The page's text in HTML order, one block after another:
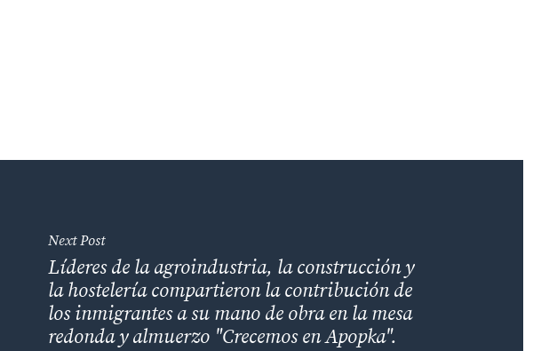
Next Post
Líderes de la agroindustria, la construcción y
la hostelería compartieron la contribución de
los inmigrantes a su mano de obra en la mesa
redonda y almuerzo "Crecemos en Apopka".